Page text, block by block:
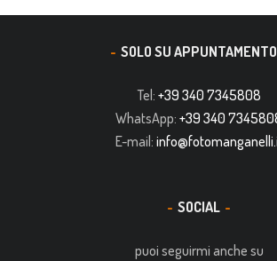
SOLO SU APPUNTAMENTO
Tel: +39 340 7345808
WhatsApp: +39 340
E-mail:
SOCIAL
puoi seguirmi anche su